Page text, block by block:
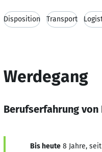
Disposition Transport
Werdegang
Berufserfahrung
Bis heute 8 Jahre,